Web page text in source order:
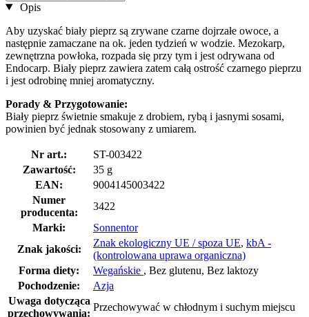
Opis
Aby uzyskać biały pieprz są zrywane czarne dojrzałe owoce, a
następnie zamaczane na ok. jeden tydzień w wodzie. Mezokarp,
zewnętrzna powłoka, rozpada się przy tym i jest odrywana od
Endocarp. Biały pieprz zawiera zatem całą ostrość czarnego pieprzu
i jest odrobinę mniej aromatyczny.
Porady & Przygotowanie:
Biały pieprz świetnie smakuje z drobiem, rybą i jasnymi sosami,
powinien być jednak stosowany z umiarem.
Nr art.:
ST-003422
Zawartość:
35 g
EAN:
9004145003422
Numer
producenta:
3422
Marki:
Sonnentor
Znak jakości:
Znak ekologiczny UE / spoza UE, kbA -
(kontrolowana uprawa organiczna)
Forma diety:
Wegańskie , Bez glutenu, Bez laktozy
Pochodzenie:
Azja
Uwaga dotycząca
przechowywania:
Przechowywać w chłodnym i suchym miejscu